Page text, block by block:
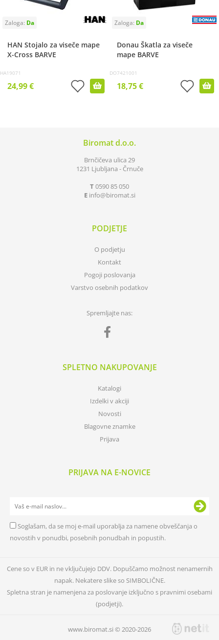
HAN Stojalo za viseče mape
X-Cross BARVE
HA19071
24,99 €
Donau Škatla za viseče
mape BARVE
DO7421001
18,75 €
Biromat d.o.o.
Brnčičeva ulica 29
1231 Ljubljana - Črnuče
T0590 85 050
E info biromat.si
PODJETJE
O podjetju
Kontakt
Pogoji poslovanja
Varstvo osebnih podatkov
Spremljajte nas:
SPLETNO NAKUPOVANJE
Katalogi
Izdelki v akciji
Novosti
Blagovne znamke
Prijava
PRIJAVA NA E-NOVICE
Soglašam, da se moj e-mail uporablja za namene obveščanja o
novostih v ponudbi, posebnih ponudbah in popustih.
Cene so v EUR in ne vključujejo DDV. Dopuščamo možnost nenamernih
napak. Nekatere slike so SIMBOLIČNE.
Spletna stran je namenjena za poslovanje izključno s pravnimi osebami
(podjetji).
www.biromat.si © 2020-2026